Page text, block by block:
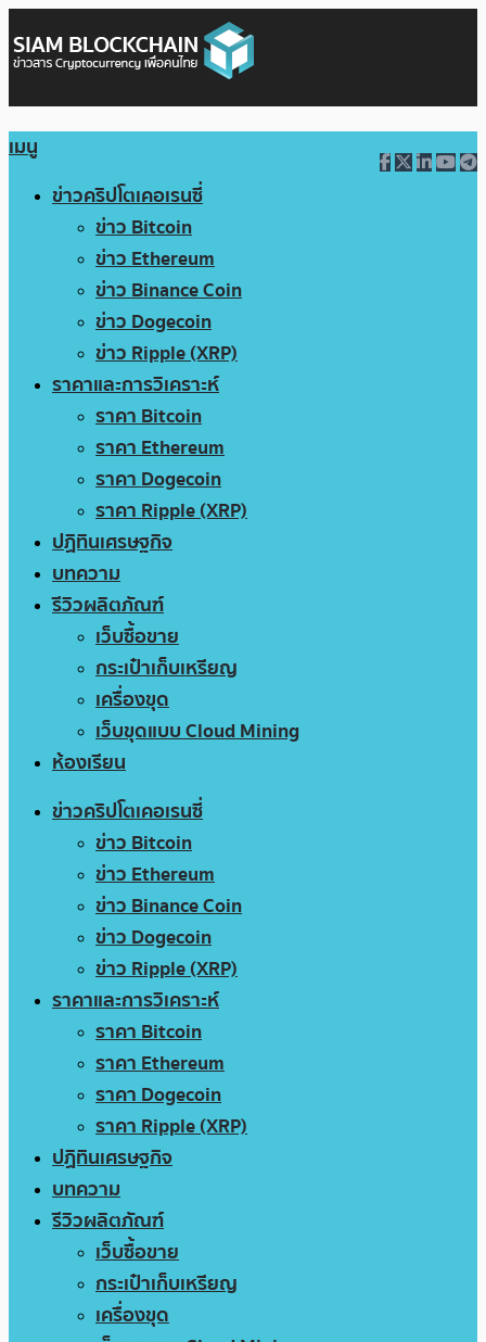
เมนู
ข่าวคริปโตเคอเรนซี่
ข่าว Bitcoin
ข่าว Ethereum
ข่าว Binance Coin
ข่าว Dogecoin
ข่าว Ripple (XRP)
ราคาและการวิเคราะห์
ราคา Bitcoin
ราคา Ethereum
ราคา Dogecoin
ราคา Ripple (XRP)
ปฏิทินเศรษฐกิจ
บทความ
รีวิวผลิตภัณฑ์
เว็บซื้อขาย
กระเป๋าเก็บเหรียญ
เครื่องขุด
เว็บขุดแบบ Cloud Mining
ห้องเรียน
ข่าวคริปโตเคอเรนซี่
ข่าว Bitcoin
ข่าว Ethereum
ข่าว Binance Coin
ข่าว Dogecoin
ข่าว Ripple (XRP)
ราคาและการวิเคราะห์
ราคา Bitcoin
ราคา Ethereum
ราคา Dogecoin
ราคา Ripple (XRP)
ปฏิทินเศรษฐกิจ
บทความ
รีวิวผลิตภัณฑ์
เว็บซื้อขาย
กระเป๋าเก็บเหรียญ
เครื่องขุด